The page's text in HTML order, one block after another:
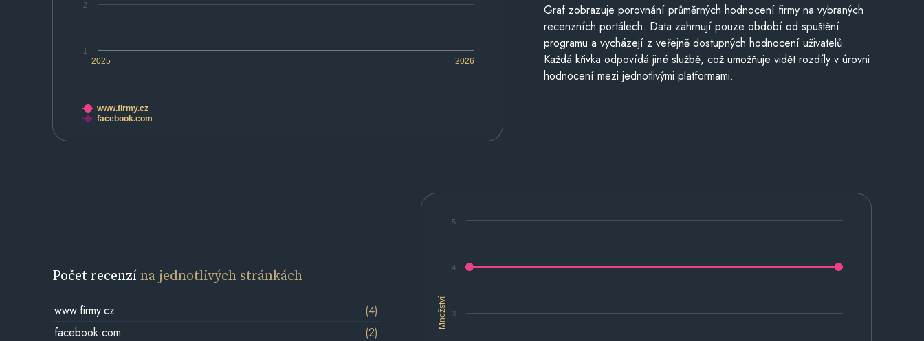
2025 2026
1
2
www.firmy.cz
facebook.com
Graf zobrazuje porovnání průměrných hodnocení firmy na vybraných
recenzních portálech. Data zahrnují pouze období od spuštění
programu a vycházejí z veřejně dostupných hodnocení uživatelů.
Každá křivka odpovídá jiné službě, což umožňuje vidět rozdíly v úrovni
hodnocení mezi jednotlivými platformami.
Množství 3
4
5
Počet recenzína jednotlivých stránkách
www.firmy.cz
(4)
facebook.com
(2)